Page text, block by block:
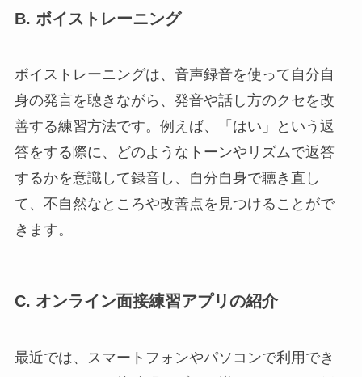
B. ボイストレーニング
ボイストレーニングは、音声録音を使って自分自
身の発言を聴きながら、発音や話し方のクセを改
善する練習方法です。例えば、「はい」という返
答をする際に、どのようなトーンやリズムで返答
するかを意識して録音し、自分自身で聴き直し
て、不自然なところや改善点を見つけることがで
きます。
C. オンライン面接練習アプリの紹介
最近では、スマートフォンやパソコンで利用でき